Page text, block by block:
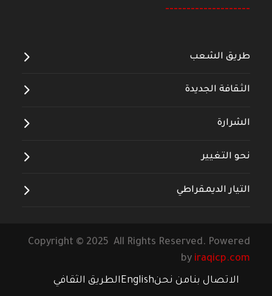
--------------------
طريق الشعب
الثقافة الجديدة
الشرارة
نحو التغيير
التيار الديمقراطي
Copyright © 2025 All Rights Reserved. Powered
by iraqicp.com
الاتصال بنامن نحنEnglishالطريق الثقافي